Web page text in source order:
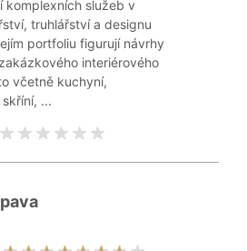
komplexních služeb v
truhlářství a designu
portfoliu figurují návrhy
interiérového
včetně kuchyní,
...